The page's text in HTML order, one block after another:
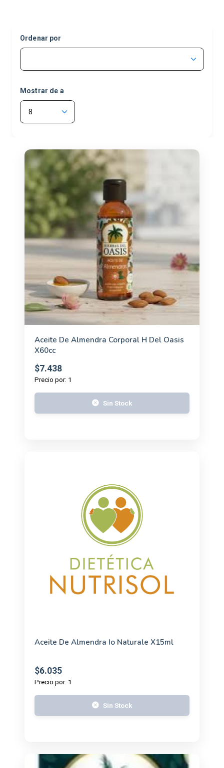
NATIER
PGN (27)
PRODENZA
SOLAZTECA
VARIOS
VITASOL
VITATECH
Ordenar por
Mostrar de a
Aceite De Almendra Corporal H Del Oasis
X60cc
$7.438
Precio por: 1
Sin Stock
Aceite De Almendra Io Naturale X15ml
$6.035
Precio por: 1
Sin Stock